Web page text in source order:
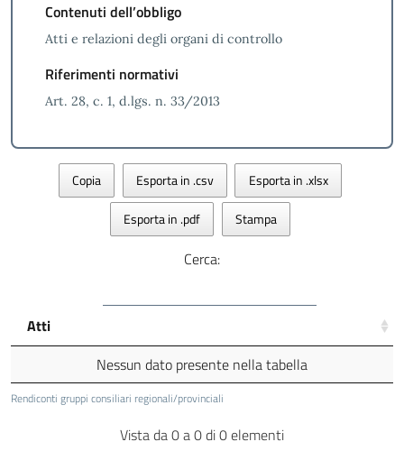
Contenuti dell’obbligo
Atti e relazioni degli organi di controllo
Riferimenti normativi
Art. 28, c. 1, d.lgs. n. 33/2013
Copia Esporta in .csv Esporta in .xlsx
Esporta in .pdf Stampa
Cerca:
Rendiconti gruppi consiliari regionali/provinciali
Atti
Nessun dato presente nella tabella
Vista da 0 a 0 di 0 elementi